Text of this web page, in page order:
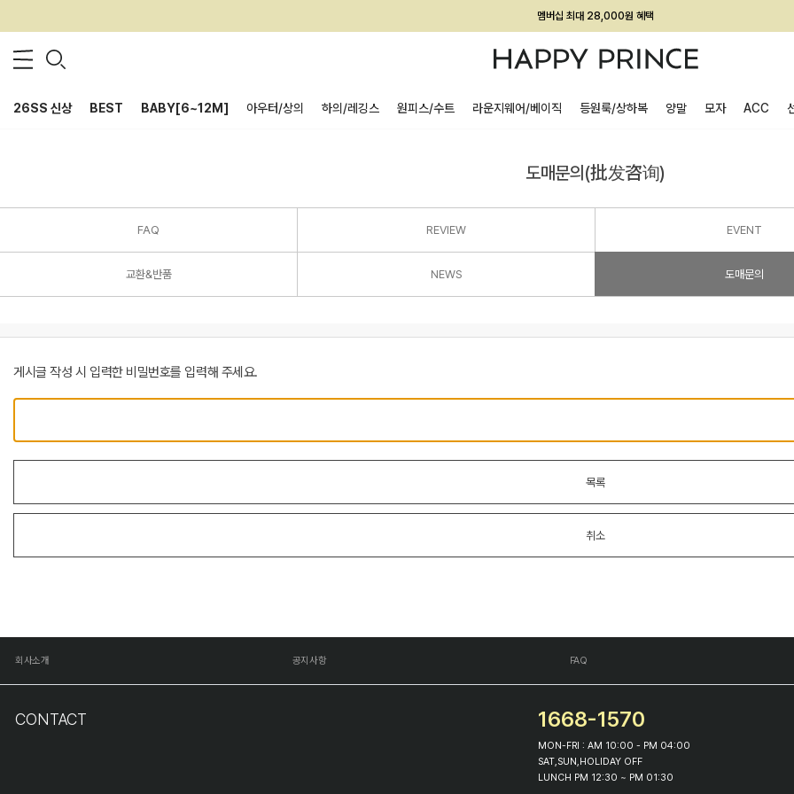
멤버십 최대 28,000원 혜택
26SS 신상 BEST BABY[6~12M] 아우터/상의 하의/레깅스 원피스/수트 라운지웨어/베이직 등원룩/상하복 양말 모자 ACC
도매문의(批发咨询)
FAQ REVIEW EVENT
교환&반품 NEWS 도매문의
게시글 작성 시 입력한 비밀번호를 입력해 주세요.
목록
취소
회사소개 공지사항 FAQ
CONTACT 1668-1570
MON-FRI : AM 10:00 - PM 04:00
SAT,SUN,HOLIDAY OFF
LUNCH PM 12:30 ~ PM 01:30